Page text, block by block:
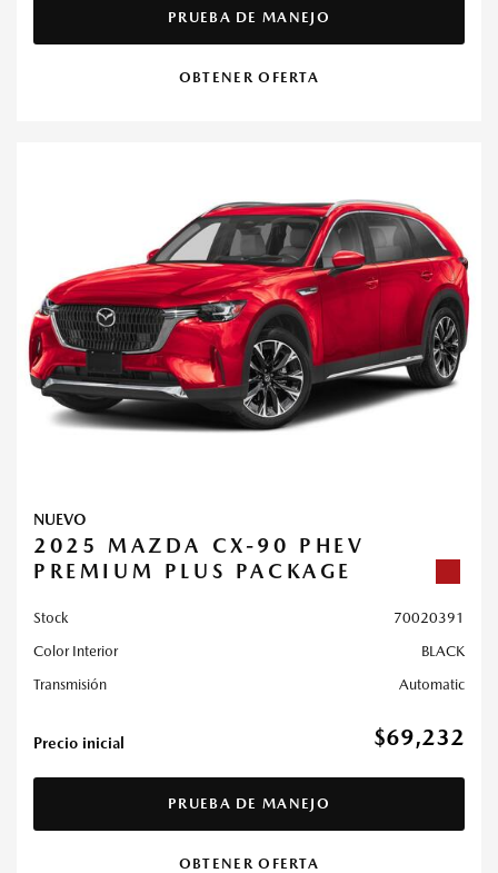
PRUEBA DE MANEJO
OBTENER OFERTA
NUEVO
2025 MAZDA CX-90 PHEV
PREMIUM PLUS PACKAGE
Stock
70020391
Color Interior
BLACK
Transmisión
Automatic
Precio inicial $69,232
PRUEBA DE MANEJO
OBTENER OFERTA